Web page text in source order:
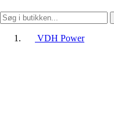
VDH Power